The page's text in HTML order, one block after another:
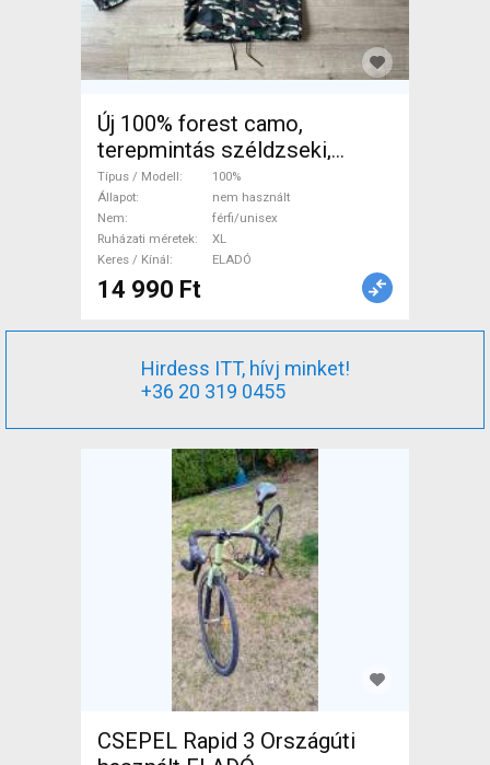
Új 100% forest camo,
terepmintás széldzseki,
windbreaker (XL) 100% Kabát
/ Mellény XL nem használt
férfi/unisex ELADÓ
Típus / Modell
100%
Állapot
nem használt
Nem
férfi/unisex
Ruházati méretek
XL
Keres / Kínál
ELADÓ
14 990 Ft
Hirdess ITT, hívj minket!
+36 20 319 0455
CSEPEL Rapid 3 Országúti